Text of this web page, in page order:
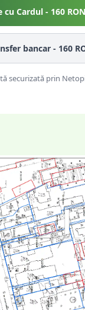
cu Cardul - 160
bancar - 160
securizată prin